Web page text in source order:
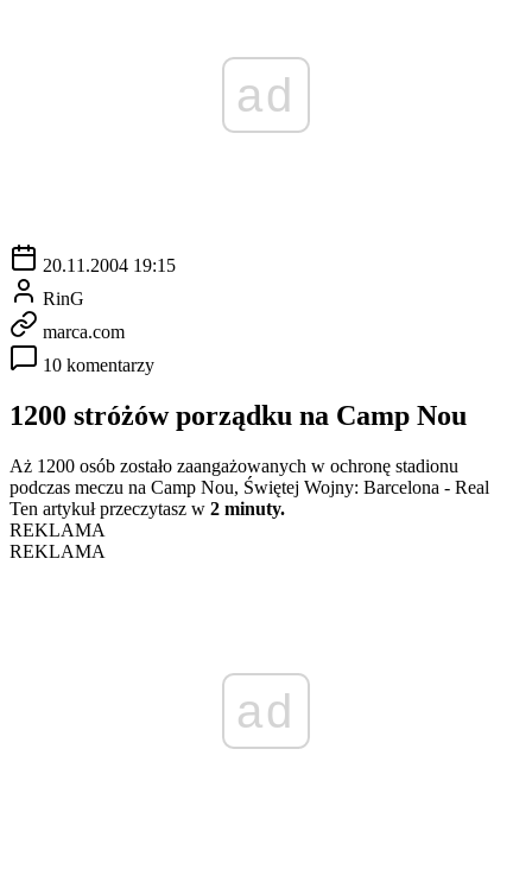
ad
20.11.2004 19:15
RinG
marca.com
10 komentarzy
1200 stróżów porządku na Camp Nou
Aż 1200 osób zostało zaangażowanych w ochronę stadionu
podczas meczu na Camp Nou, Świętej Wojny: Barcelona - Real
Ten artykuł przeczytasz w 2 minuty.
REKLAMA
REKLAMA
ad